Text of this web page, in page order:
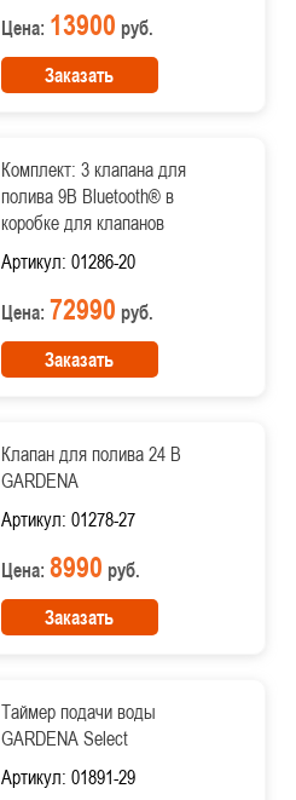
Цена: 13900 руб.
Заказать
Комплект: 3 клапана для
полива 9В Bluetooth® в
коробке для клапанов
Артикул: 01286-20
Цена: 72990 руб.
Заказать
Клапан для полива 24 В
GARDENA
Артикул: 01278-27
Цена: 8990 руб.
Заказать
Таймер подачи воды
GARDENA Select
Артикул: 01891-29